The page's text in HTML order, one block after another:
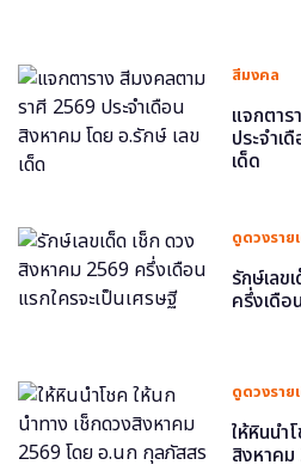
สีมงคล
แจกตา
ประจำเ
เด็ด
ดูดวงราย
รักษ์เลข
ครึ่งเดือ
ดูดวงราย
ให้หินนำ
สิงหาค